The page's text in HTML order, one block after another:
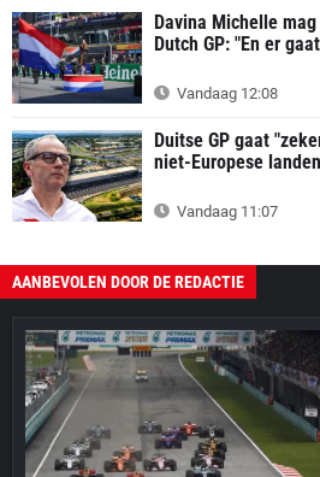
Davina Michelle
Dutch GP: "En er
Vandaag 12:08
Duitse GP gaat
niet-Europese
Vandaag 11:07
AANBEVOLEN DOOR DE REDACTIE